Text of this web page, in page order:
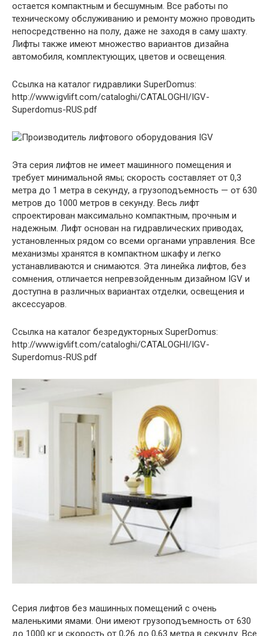
остается компактным и бесшумным. Все работы по
техническому обслуживанию и ремонту можно проводить
непосредственно на полу, даже не заходя в саму шахту.
Лифты также имеют множество вариантов дизайна
автомобиля, комплектующих, цветов и освещения.
Ссылка на каталог гидравлики SuperDomus:
http://www.igvlift.com/cataloghi/CATALOGHI/IGV-
Superdomus-RUS.pdf
Эта серия лифтов не имеет машинного помещения и
требует минимальной ямы; скорость составляет от 0,3
метра до 1 метра в секунду, а грузоподъемность — от 630
метров до 1000 метров в секунду. Весь лифт
спроектирован максимально компактным, прочным и
надежным. Лифт основан на гидравлических приводах,
установленных рядом со всеми органами управления. Все
механизмы хранятся в компактном шкафу и легко
устанавливаются и снимаются. Эта линейка лифтов, без
сомнения, отличается непревзойденным дизайном IGV и
доступна в различных вариантах отделки, освещения и
аксессуаров.
Ссылка на каталог безредукторных SuperDomus:
http://www.igvlift.com/cataloghi/CATALOGHI/IGV-
Superdomus-RUS.pdf
Серия лифтов без машинных помещений с очень
маленькими ямами. Они имеют грузоподъемность от 630
до 1000 кг и скорость от 0,26 до 0,63 метра в секунду. Все